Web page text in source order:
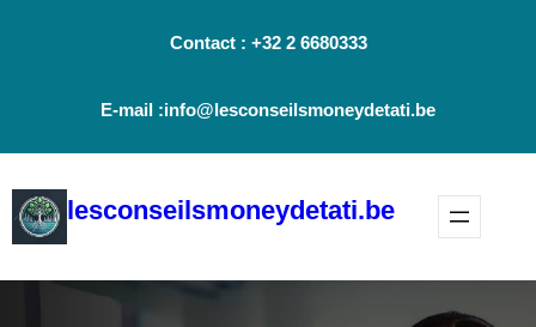
Contact : +32 2 6680333
E-mail :info@lesconseilsmoneydetati.be
lesconseilsmoneydetati.be